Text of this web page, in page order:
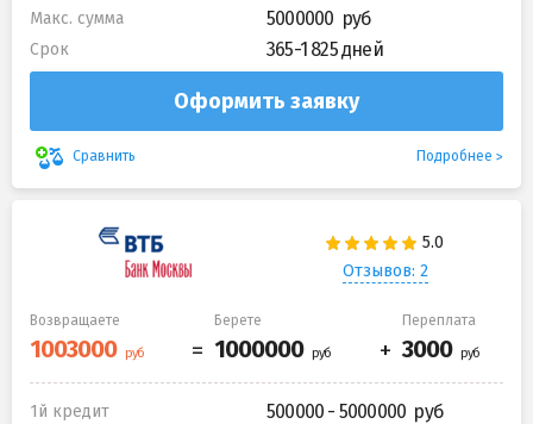
Макс. сумма 5000000
Срок 365-1 825 дней
Оформить заявку
Сравнить Подробнее
Отзывов: 2
Возвращаете Берете Переплата
1й кредит 500000 - 5000000